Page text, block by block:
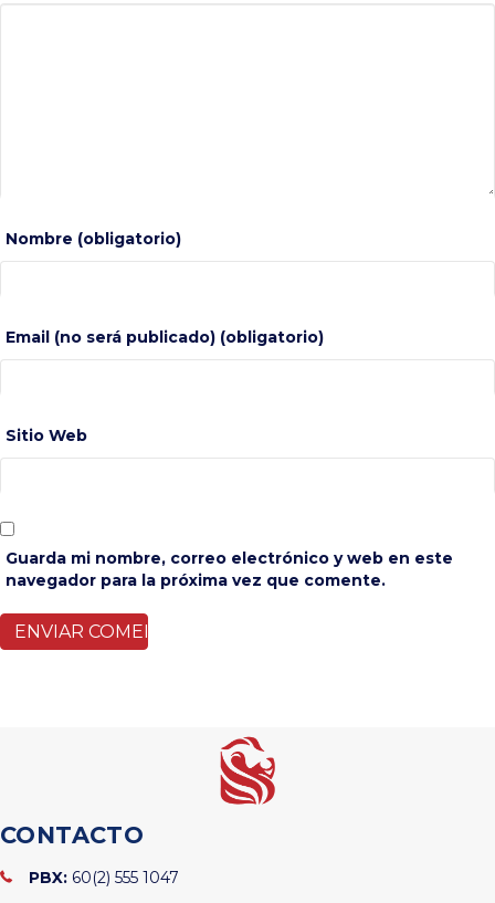
Nombre (obligatorio)
Email (no será publicado) (obligatorio)
Sitio Web
Guarda mi nombre, correo electrónico y web en este
navegador para la próxima vez que comente.
CONTACTO
PBX: 60(2) 555 1047